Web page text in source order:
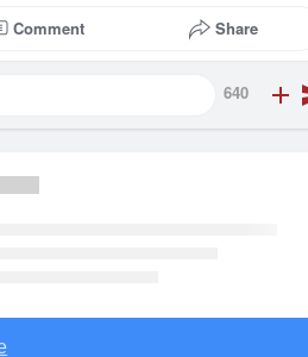
Comment Share
640